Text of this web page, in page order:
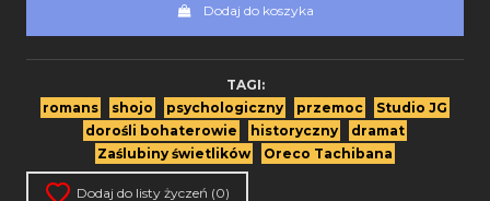
Dodaj do koszyka
TAGI:
romans
shojo psychologiczny przemoc
Studio JG
dorośli bohaterowie
historyczny
dramat
Zaślubiny świetlików
Oreco Tachibana
Dodaj do listy życzeń (0)